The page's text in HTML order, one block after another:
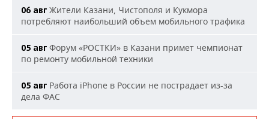
06 авг Жители Казани, Чистополя и Кукмора
потребляют наибольший объем мобильного трафика
05 авг Форум «РОСТКИ» в Казани примет чемпионат
по ремонту мобильной техники
05 авг Работа iPhone в России не пострадает из-за
дела ФАС